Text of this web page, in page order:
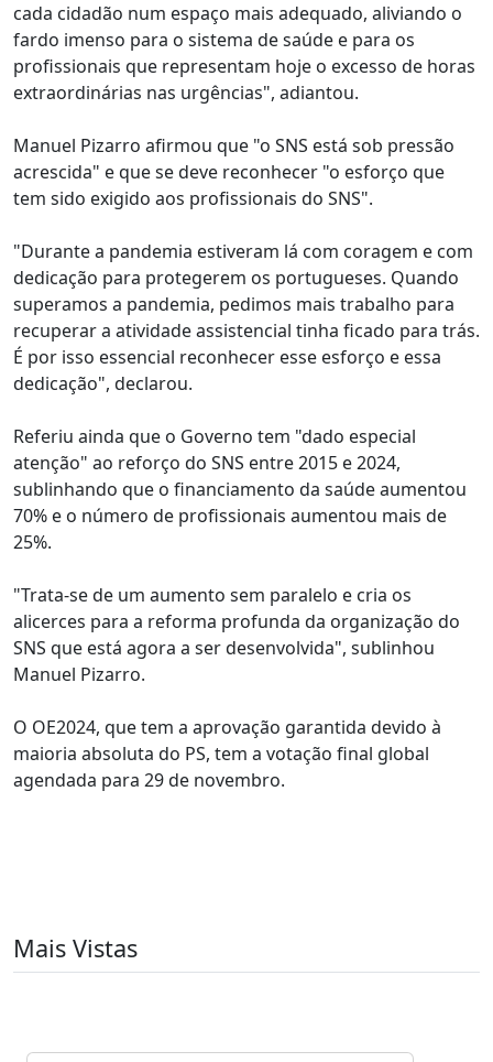
cada cidadão num espaço mais adequado, aliviando o
fardo imenso para o sistema de saúde e para os
profissionais que representam hoje o excesso de horas
extraordinárias nas urgências", adiantou.
Manuel Pizarro afirmou que "o SNS está sob pressão
acrescida" e que se deve reconhecer "o esforço que
tem sido exigido aos profissionais do SNS".
"Durante a pandemia estiveram lá com coragem e com
dedicação para protegerem os portugueses. Quando
superamos a pandemia, pedimos mais trabalho para
recuperar a atividade assistencial tinha ficado para trás.
É por isso essencial reconhecer esse esforço e essa
dedicação", declarou.
Referiu ainda que o Governo tem "dado especial
atenção" ao reforço do SNS entre 2015 e 2024,
sublinhando que o financiamento da saúde aumentou
70% e o número de profissionais aumentou mais de
25%.
"Trata-se de um aumento sem paralelo e cria os
alicerces para a reforma profunda da organização do
SNS que está agora a ser desenvolvida", sublinhou
Manuel Pizarro.
O OE2024, que tem a aprovação garantida devido à
maioria absoluta do PS, tem a votação final global
agendada para 29 de novembro.
Mais Vistas